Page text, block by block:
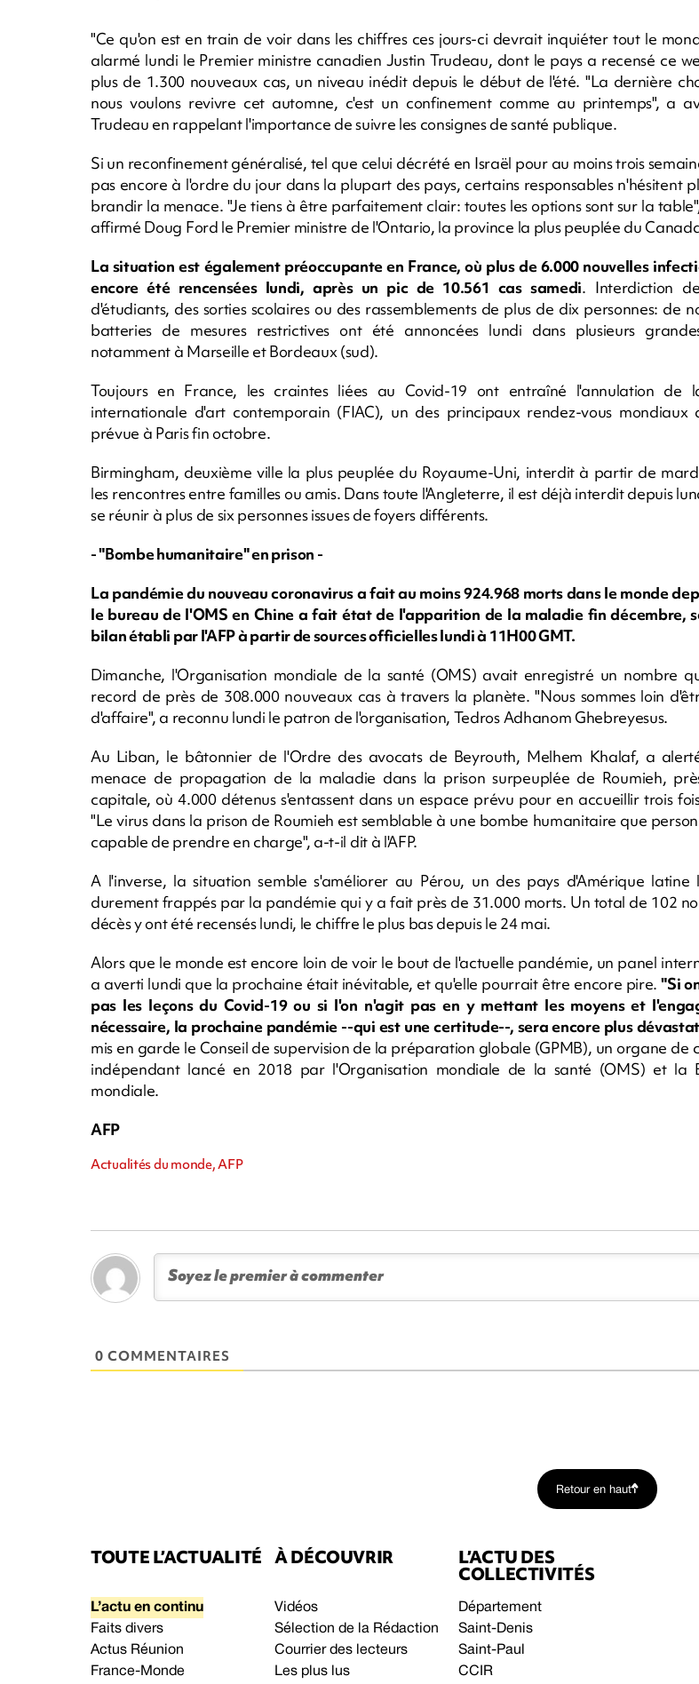
"Ce qu'on est en train de voir dans les chiffres ces jours-ci devrait inquiéter tout le
alarmé lundi le Premier ministre canadien Justin Trudeau, dont le pays a recensé ce
plus de 1.300 nouveaux cas, un niveau inédit depuis le début de l'été. "La dernière
nous voulons revivre cet automne, c'est un confinement comme au printemps", a
Trudeau en rappelant l'importance de suivre les consignes de santé publique.
Si un reconfinement généralisé, tel que celui décrété en Israël pour au moins trois
pas encore à l'ordre du jour dans la plupart des pays, certains responsables n'hésitent
brandir la menace. "Je tiens à être parfaitement clair: toutes les options sont sur la
affirmé Doug Ford le Premier ministre de l'Ontario, la province la plus peuplée du
La situation est également préoccupante en France, où plus de 6.000 nouvelles
encore été rencensées lundi, après un pic de 10.561 cas samedi. Interdiction
d'étudiants, des sorties scolaires ou des rassemblements de plus de dix personnes: de
batteries de mesures restrictives ont été annoncées lundi dans plusieurs
notamment à Marseille et Bordeaux (sud).
Toujours en France, les craintes liées au Covid-19 ont entraîné l'annulation de
internationale d'art contemporain (FIAC), un des principaux rendez-vous mondiaux
prévue à Paris fin octobre.
Birmingham, deuxième ville la plus peuplée du Royaume-Uni, interdit à partir de
les rencontres entre familles ou amis. Dans toute l'Angleterre, il est déjà interdit depuis
se réunir à plus de six personnes issues de foyers différents.
- "Bombe humanitaire" en prison -
La pandémie du nouveau coronavirus a fait au moins 924.968 morts dans le monde
le bureau de l'OMS en Chine a fait état de l'apparition de la maladie fin décembre,
bilan établi par l'AFP à partir de sources officielles lundi à 11H00 GMT.
Dimanche, l'Organisation mondiale de la santé (OMS) avait enregistré un nombre
record de près de 308.000 nouveaux cas à travers la planète. "Nous sommes loin
d'affaire", a reconnu lundi le patron de l'organisation, Tedros Adhanom Ghebreyesus.
Au Liban, le bâtonnier de l'Ordre des avocats de Beyrouth, Melhem Khalaf, a
menace de propagation de la maladie dans la prison surpeuplée de Roumieh,
capitale, où 4.000 détenus s'entassent dans un espace prévu pour en accueillir trois
"Le virus dans la prison de Roumieh est semblable à une bombe humanitaire que
capable de prendre en charge", a-t-il dit à l'AFP.
A l'inverse, la situation semble s'améliorer au Pérou, un des pays d'Amérique latine
durement frappés par la pandémie qui y a fait près de 31.000 morts. Un total de 102
décès y ont été recensés lundi, le chiffre le plus bas depuis le 24 mai.
Alors que le monde est encore loin de voir le bout de l'actuelle pandémie, un panel
a averti lundi que la prochaine était inévitable, et qu'elle pourrait être encore pire."Si
pas les leçons du Covid-19 ou si l'on n'agit pas en y mettant les moyens et
nécessaire, la prochaine pandémie --qui est une certitude--, sera encore plus
mis en garde le Conseil de supervision de la préparation globale (GPMB), un organe de
indépendant lancé en 2018 par l'Organisation mondiale de la santé (OMS) et la
mondiale.
AFP
Actualités du monde, AFP
0 COMMENTAIRES
Retour en haut
TOUTE L’ACTUALITÉ
L’actu en continu
Faits divers
Actus Réunion
France-Monde
À DÉCOUVRIR
Vidéos
Sélection de la Rédaction
Courrier des lecteurs
Les plus lus
L’ACTU DES
COLLECTIVITÉS
Département
Saint-Denis
Saint-Paul
CCIR